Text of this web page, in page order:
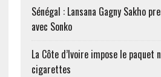
Sénégal : Lansana Gagny Sakho
avec Sonko
La Côte d’Ivoire impose le paquet
cigarettes